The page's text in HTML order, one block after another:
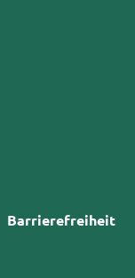
Barrierefreiheit